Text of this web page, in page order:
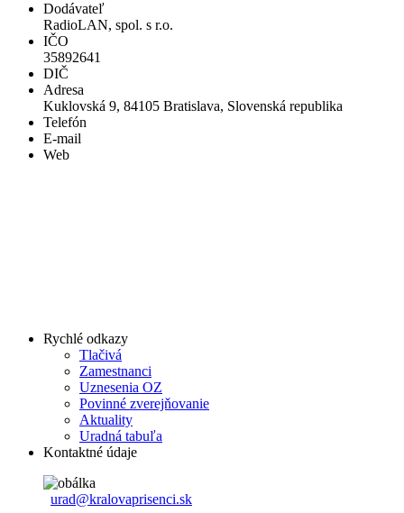
Dodávateľ
RadioLAN, spol. s r.o.
IČO
35892641
DIČ
Adresa
Kuklovská 9, 84105 Bratislava, Slovenská republika
Telefón
E-mail
Web
Rychlé odkazy
Tlačivá
Zamestnanci
Uznesenia OZ
Povinné zverejňovanie
Aktuality
Uradná tabuľa
Kontaktné údaje
urad@kralovaprisenci.sk